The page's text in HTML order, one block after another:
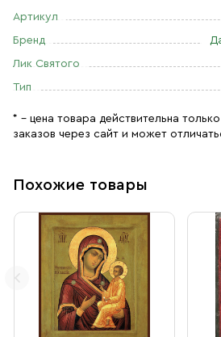
Артикул
Бренд
Лик Святого
Тип
* – цена товара действительна
заказов через сайт и может
Похожие товары